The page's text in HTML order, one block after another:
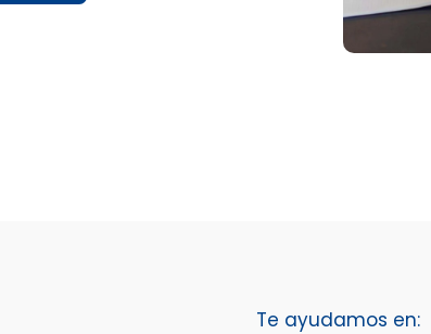
Te ayudamos en: